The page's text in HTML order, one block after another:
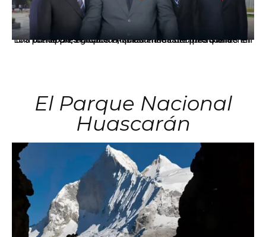
Los principales grupos empresariales del país mantienen una fuerte presencia en Áncash mediante inversiones en comercio, educación, salud e industria pesquera.
El Parque Nacional
Huascarán